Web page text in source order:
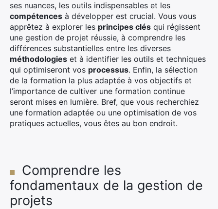
ses nuances, les outils indispensables et les
compétences à développer est crucial. Vous vous
apprêtez à explorer les principes clés qui régissent
une gestion de projet réussie, à comprendre les
différences substantielles entre les diverses
méthodologies et à identifier les outils et techniques
qui optimiseront vos processus. Enfin, la sélection
de la formation la plus adaptée à vos objectifs et
l’importance de cultiver une formation continue
seront mises en lumière. Bref, que vous recherchiez
une formation adaptée ou une optimisation de vos
pratiques actuelles, vous êtes au bon endroit.
Comprendre les
fondamentaux de la gestion de
projets